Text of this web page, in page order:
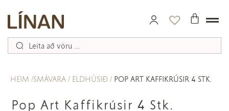
HEIM SMÁVARA ELDHÚSIÐ POP ART KAFFIKRÚSIR 4 STK.
Pop Art Kaffikrúsir 4 Stk.